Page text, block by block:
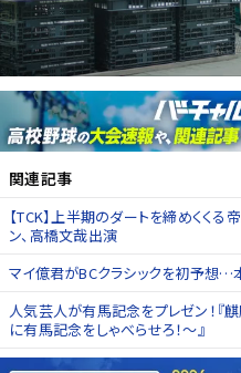
関連記事
【TCK】上半期のダートを締めくく
ン、高橋文哉出演
マイ億君がBCクラシックを初予想…
人気芸人が有馬記念をプレゼン！『
に有馬記念をしゃべらせろ！～』